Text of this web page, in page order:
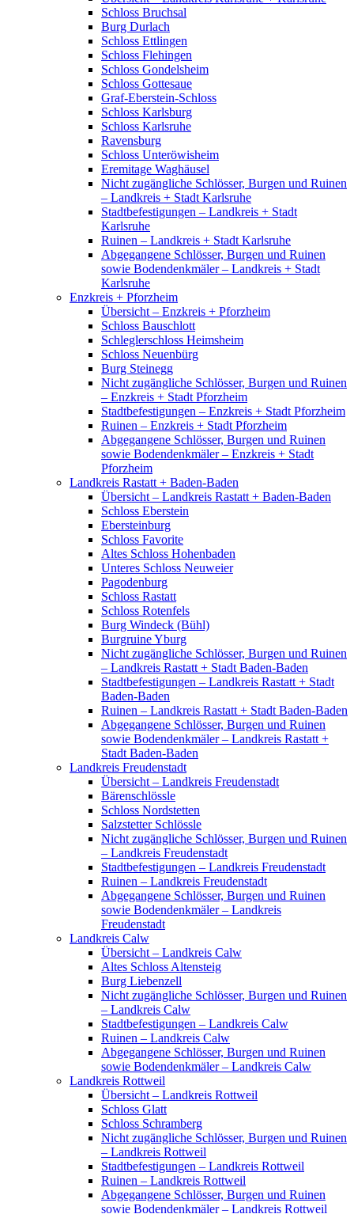
Schloss Bruchsal
Burg Durlach
Schloss Ettlingen
Schloss Flehingen
Schloss Gondelsheim
Schloss Gottesaue
Graf-Eberstein-Schloss
Schloss Karlsburg
Schloss Karlsruhe
Ravensburg
Schloss Unteröwisheim
Eremitage Waghäusel
Nicht zugängliche Schlösser, Burgen und Ruinen
– Landkreis + Stadt Karlsruhe
Stadtbefestigungen – Landkreis + Stadt
Karlsruhe
Ruinen – Landkreis + Stadt Karlsruhe
Abgegangene Schlösser, Burgen und Ruinen
sowie Bodendenkmäler – Landkreis + Stadt
Karlsruhe
Enzkreis + Pforzheim
Übersicht – Enzkreis + Pforzheim
Schloss Bauschlott
Schleglerschloss Heimsheim
Schloss Neuenbürg
Burg Steinegg
Nicht zugängliche Schlösser, Burgen und Ruinen
– Enzkreis + Stadt Pforzheim
Stadtbefestigungen – Enzkreis + Stadt Pforzheim
Ruinen – Enzkreis + Stadt Pforzheim
Abgegangene Schlösser, Burgen und Ruinen
sowie Bodendenkmäler – Enzkreis + Stadt
Pforzheim
Landkreis Rastatt + Baden-Baden
Übersicht – Landkreis Rastatt + Baden-Baden
Schloss Eberstein
Ebersteinburg
Schloss Favorite
Altes Schloss Hohenbaden
Unteres Schloss Neuweier
Pagodenburg
Schloss Rastatt
Schloss Rotenfels
Burg Windeck (Bühl)
Burgruine Yburg
Nicht zugängliche Schlösser, Burgen und Ruinen
– Landkreis Rastatt + Stadt Baden-Baden
Stadtbefestigungen – Landkreis Rastatt + Stadt
Baden-Baden
Ruinen – Landkreis Rastatt + Stadt Baden-Baden
Abgegangene Schlösser, Burgen und Ruinen
sowie Bodendenkmäler – Landkreis Rastatt +
Stadt Baden-Baden
Landkreis Freudenstadt
Übersicht – Landkreis Freudenstadt
Bärenschlössle
Schloss Nordstetten
Salzstetter Schlössle
Nicht zugängliche Schlösser, Burgen und Ruinen
– Landkreis Freudenstadt
Stadtbefestigungen – Landkreis Freudenstadt
Ruinen – Landkreis Freudenstadt
Abgegangene Schlösser, Burgen und Ruinen
sowie Bodendenkmäler – Landkreis
Freudenstadt
Landkreis Calw
Übersicht – Landkreis Calw
Altes Schloss Altensteig
Burg Liebenzell
Nicht zugängliche Schlösser, Burgen und Ruinen
– Landkreis Calw
Stadtbefestigungen – Landkreis Calw
Ruinen – Landkreis Calw
Abgegangene Schlösser, Burgen und Ruinen
sowie Bodendenkmäler – Landkreis Calw
Landkreis Rottweil
Übersicht – Landkreis Rottweil
Schloss Glatt
Schloss Schramberg
Nicht zugängliche Schlösser, Burgen und Ruinen
– Landkreis Rottweil
Stadtbefestigungen – Landkreis Rottweil
Ruinen – Landkreis Rottweil
Abgegangene Schlösser, Burgen und Ruinen
sowie Bodendenkmäler – Landkreis Rottweil